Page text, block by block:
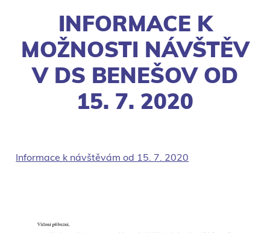
INFORMACE K
MOŽNOSTI NÁVŠTĚV
V DS BENEŠOV OD
15. 7. 2020
Informace k návštěvám od 15. 7. 2020